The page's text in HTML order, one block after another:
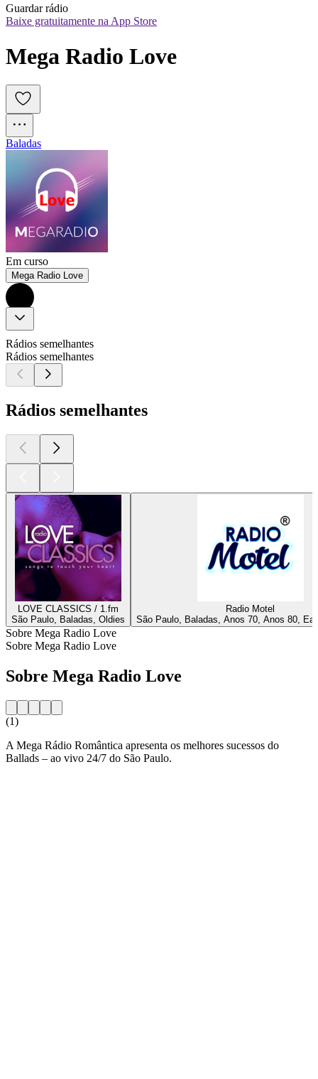
Guardar rádio
Baixe gratuitamente na App Store
Mega Radio Love
Baladas
Em curso
Mega Radio Love
Rádios semelhantes
Rádios semelhantes
Rádios semelhantes
LOVE CLASSICS / 1.fm
São Paulo, Baladas, Oldies
Radio Motel
São Paulo, Baladas, Anos 70, Anos 80,
Sobre Mega Radio Love
Sobre Mega Radio Love
Sobre Mega Radio Love
(1)
A Mega Rádio Romântica apresenta os melhores sucessos do
Ballads – ao vivo 24/7 do São Paulo.